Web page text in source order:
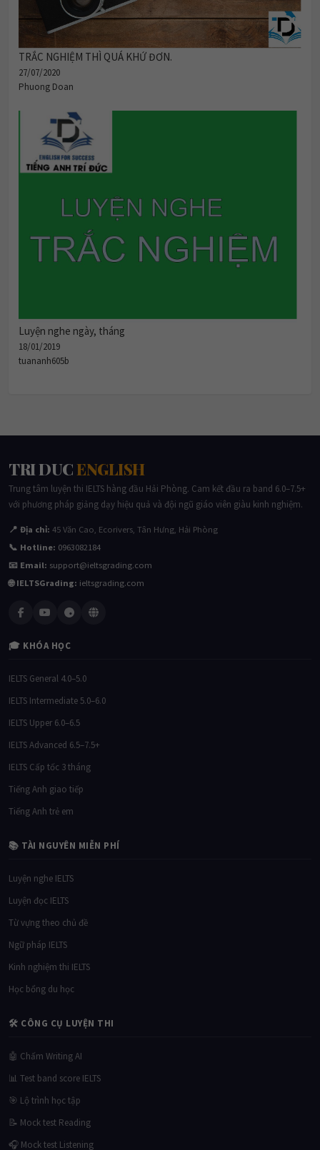
TRẮC NGHIỆM THÌ QUÁ KHỨ ĐƠN.
27/07/2020
Phuong Doan
Luyện nghe ngày, tháng
18/01/2019
tuananh605b
TRI DUCENGLISH
Trung tâm luyện thi IELTS hàng đầu Hải Phòng. Cam kết đầu ra band 6.0–7.5+
với phương pháp giảng dạy hiệu quả và đội ngũ giáo viên giàu kinh nghiệm.
📍 Địa chỉ: 45 Văn Cao, Ecorivers, Tân Hưng, Hải Phòng
📞 Hotline: 0963082184
📧 Email: support@ieltsgrading.com
🌐 IELTSGrading: ieltsgrading.com
🎓 KHÓA HỌC
IELTS General 4.0–5.0
IELTS Intermediate 5.0–6.0
IELTS Upper 6.0–6.5
IELTS Advanced 6.5–7.5+
IELTS Cấp tốc 3 tháng
Tiếng Anh giao tiếp
Tiếng Anh trẻ em
📚 TÀI NGUYÊN MIỄN PHÍ
Luyện nghe IELTS
Luyện đọc IELTS
Từ vựng theo chủ đề
Ngữ pháp IELTS
Kinh nghiệm thi IELTS
Học bổng du học
🛠 CÔNG CỤ LUYỆN THI
🤖 Chấm Writing AI
📊 Test band score IELTS
🎯 Lộ trình học tập
📝 Mock test Reading
🎧 Mock test Listening